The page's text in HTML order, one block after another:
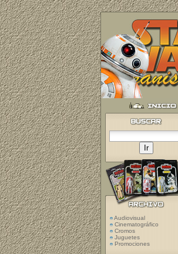
Audiovisual
Cinematográfico
Cromos
Juguetes
Promociones